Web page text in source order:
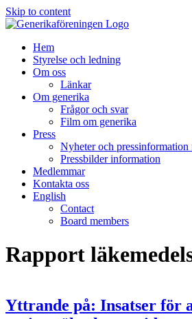
Skip to content
Hem
Styrelse och ledning
Om oss
Länkar
Om generika
Frågor och svar
Film om generika
Press
Nyheter och
Pressbilder information
Medlemmar
Kontakta oss
English
Contact
Board members
Rapport
Yttrande på: Insatser för